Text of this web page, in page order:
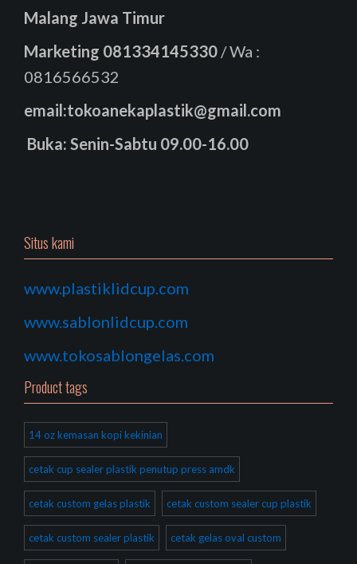
Malang Jawa Timur
Marketing 081334145330 / Wa :
0816566532
email:tokoanekaplastik@gmail.com
Buka: Senin-Sabtu 09.00-16.00
Situs kami
www.plastiklidcup.com
www.sablonlidcup.com
www.tokosablongelas.com
Product tags
14 oz kemasan kopi kekinian
cetak cup sealer plastik penutup press amdk
cetak custom gelas plastik cetak custom sealer cup plastik
cetak custom sealer plastik cetak gelas oval custom